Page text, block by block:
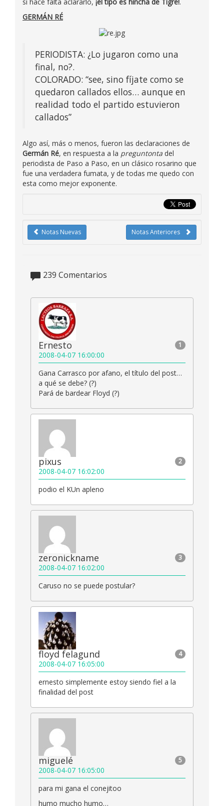
GERMÁN RÉ
PERIODISTA: ¿Lo jugaron como una
final, no?.
COLORADO: “see, sino fíjate como se
quedaron callados ellos… aunque en
realidad todo el partido estuvieron
callados”
Algo así, más o menos, fueron las declaraciones de
Germán Ré, en respuesta a la preguntonta del
periodista de Paso a Paso, en un clásico rosarino que
fue una verdadera fumata, y de todas me quedo con
esta como mejor exponente.
Notas Anteriores
Notas Nuevas
239 Comentarios
1
Ernesto
2008-04-07 16:00:00
Gana Carrasco por afano, el título del post…
a qué se debe? (?)
Pará de bardear Floyd (?)
2
pixus
2008-04-07 16:02:00
podio el KUn apleno
3
zeronickname
2008-04-07 16:02:00
Caruso no se puede postular?
4
floyd felagund
2008-04-07 16:05:00
ernesto simplemente estoy siendo fiel a la
finalidad del post
5
miguelé
2008-04-07 16:05:00
para mi gana el conejitoo
humo mucho humo…